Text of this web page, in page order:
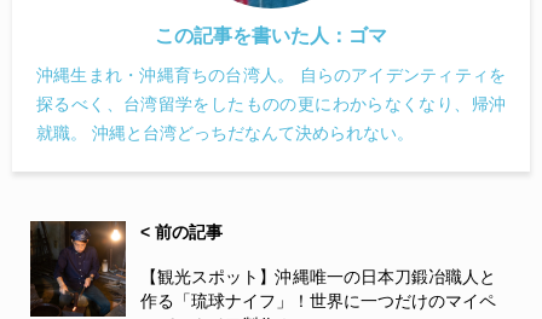
この記事を書いた人： ゴマ
沖縄生まれ・沖縄育ちの台湾人。 自らのアイデンティティを
探るべく、台湾留学をしたものの更にわからなくなり、帰沖
就職。 沖縄と台湾どっちだなんて決められない。
< 前の記事
【観光スポット】沖縄唯一の日本刀鍛冶職人と
作る「琉球ナイフ」！世界に一つだけのマイペ